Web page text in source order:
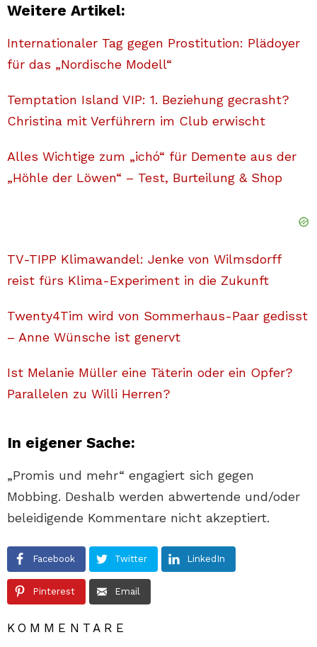
Weitere Artikel:
Internationaler Tag gegen Prostitution: Plädoyer
für das „Nordische Modell“
Temptation Island VIP: 1. Beziehung gecrasht?
Christina mit Verführern im Club erwischt
Alles Wichtige zum „ichó“ für Demente aus der
„Höhle der Löwen“ – Test, Burteilung & Shop
TV-TIPP Klimawandel: Jenke von Wilmsdorff
reist fürs Klima-Experiment in die Zukunft
Twenty4Tim wird von Sommerhaus-Paar gedisst
– Anne Wünsche ist genervt
Ist Melanie Müller eine Täterin oder ein Opfer?
Parallelen zu Willi Herren?
In eigener Sache:
„Promis und mehr“ engagiert sich gegen
Mobbing. Deshalb werden abwertende und/oder
beleidigende Kommentare nicht akzeptiert.
Facebook Twitter LinkedIn
Pinterest Email
KOMMENTARE